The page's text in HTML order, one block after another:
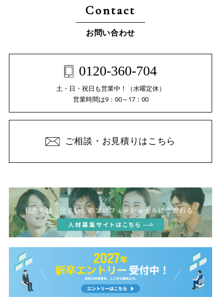
Contact
お問い合わせ
0120-360-704
土・日・祝日も営業中！（水曜定休）
営業時間は9：00～17：00
ご相談・お見積りはこちら